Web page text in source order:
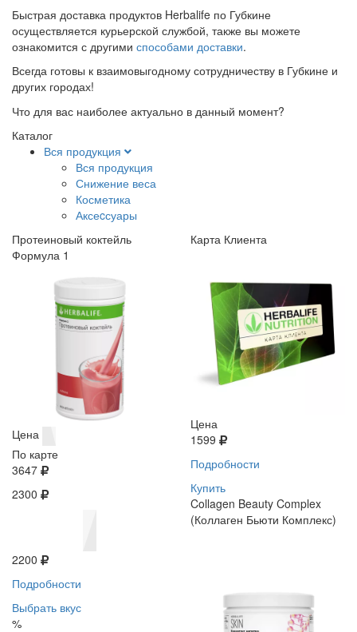
Быстрая доставка продуктов Herbalife по Губкине
осуществляется курьерской службой, также вы можете
ознакомится с другими способами доставки.
Всегда готовы к взаимовыгодному сотрудничеству в Губкине и
других городах!
Что для вас наиболее актуально в данный момент?
Каталог
Вся продукция
Вся продукция
Снижение веса
Косметика
Аксеcсуары
Протеиновый коктейль
Формула 1
Цена
По карте
3647
2300
2200
Подробности
Выбрать вкус
%
Карта Клиента
Цена
1599
Подробности
Купить
Collagen Beauty Complex
(Коллаген Бьюти Комплекс)